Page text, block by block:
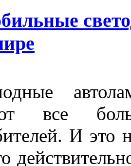
все
И это